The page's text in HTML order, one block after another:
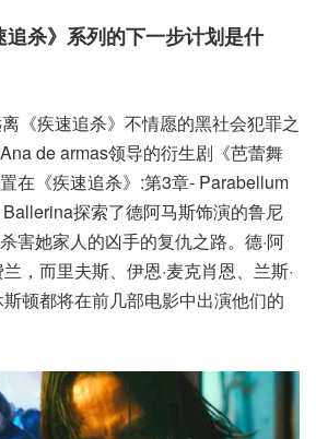
杀》系列的下一步计划是什
《疾速追杀》不情愿的黑社会犯罪之
de armas领导的衍生剧《芭蕾舞
在《疾速追杀》:第3章- Parabellum
Ballerina探索了德阿马斯饰演的鲁尼
害她家人的凶手的复仇之路。德·阿
，而里夫斯、伊恩·麦克肖恩、兰斯·
顿都将在前几部电影中出演他们的